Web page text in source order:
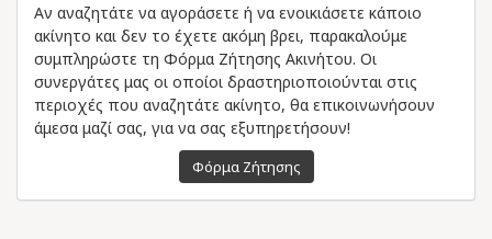
Αν αναζητάτε να αγοράσετε ή να ενοικιάσετε κάποιο
ακίνητο και δεν το έχετε ακόμη βρει, παρακαλούμε
συμπληρώστε τη Φόρμα Ζήτησης Ακινήτου. Οι
συνεργάτες μας οι οποίοι δραστηριοποιούνται στις
περιοχές που αναζητάτε ακίνητο, θα επικοινωνήσουν
άμεσα μαζί σας, για να σας εξυπηρετήσουν!
Φόρμα Ζήτησης